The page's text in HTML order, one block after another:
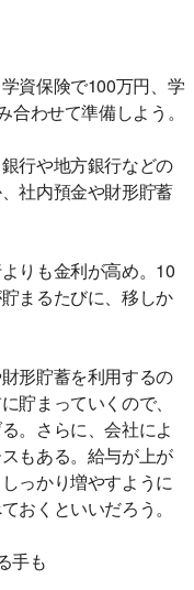
資保険で100万円、学
わせて準備しよう。
行や地方銀行などの
社内預金や財形貯蓄
りも金利が高め。10
まるたびに、移しか
形貯蓄を利用するの
貯まっていくので、
。さらに、会社によ
もある。給与が上が
っかり増やすように
おくといいだろう。
手も